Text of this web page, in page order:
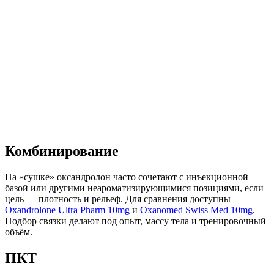
Комбинирование
На «сушке» оксандролон часто сочетают с инъекционной
базой или другими неароматизирующимися позициями, если
цель — плотность и рельеф. Для сравнения доступны
Oxandrolone Ultra Pharm 10mg и Oxanomed Swiss Med 10mg.
Подбор связки делают под опыт, массу тела и тренировочный
объём.
ПКТ